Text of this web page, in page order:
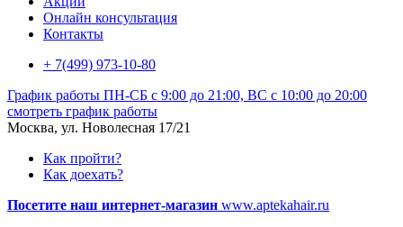
Онлайн консультация
Контакты
+ 7(499) 973-10-80
График работы ПН-СБ с 9:00 до 21:00, ВС с 10:00 до 20:00
смотреть график работы
Москва, ул. Новолесная 17/21
Как пройти?
Как доехать?
Посетите наш интернет-магазин www.aptekahair.ru